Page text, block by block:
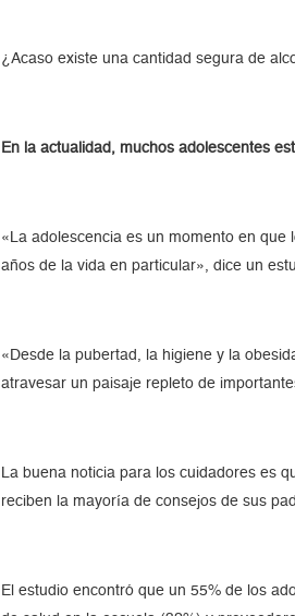
¿Acaso existe una cantidad segura de
En la actualidad, muchos adolescentes
«La adolescencia es un momento en
años de la vida en particular», dice un
«Desde la pubertad, la higiene y la
atravesar un paisaje repleto de
La buena noticia para los cuidadores es
reciben la mayoría de consejos de sus
El estudio encontró que un 55% de los